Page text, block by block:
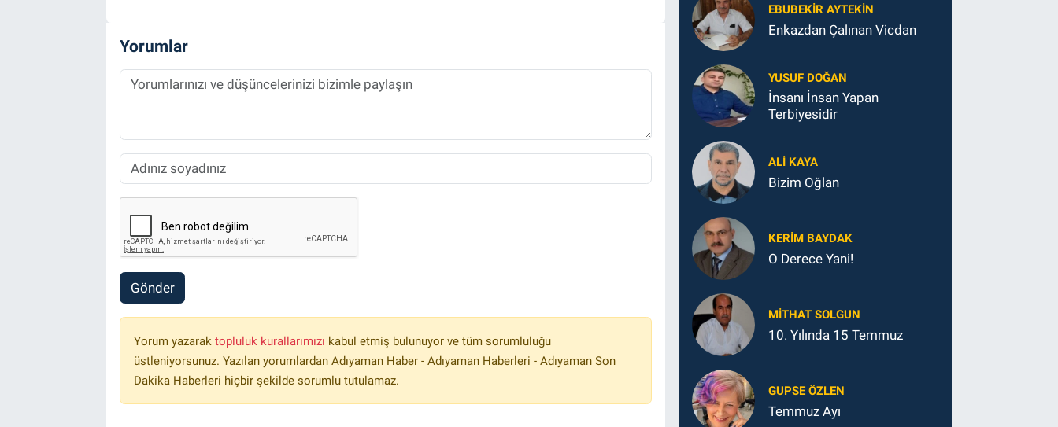
Yorumlar
Gönder
Yorum yazarak topluluk kurallarımızı kabul etmiş bulunuyor ve tüm sorumluluğu
üstleniyorsunuz. Yazılan yorumlardan Adıyaman Haber - Adıyaman Haberleri - Adıyaman Son
Dakika Haberleri hiçbir şekilde sorumlu tutulamaz.
EBUBEKIR AYTEKIN
Enkazdan Çalınan Vicdan
YUSUF DOĞAN
İnsanı İnsan Yapan
Terbiyesidir
ALI KAYA
Bizim Oğlan
KERIM BAYDAK
O Derece Yani!
MITHAT SOLGUN
10. Yılında 15 Temmuz
GUPSE ÖZLEN
Temmuz Ayı